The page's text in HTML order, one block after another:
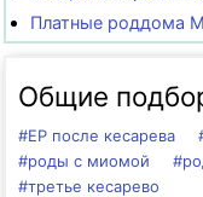
Платные роддома
Общие
#ЕР после кесарева
#роды с миомой
#третье кесарево